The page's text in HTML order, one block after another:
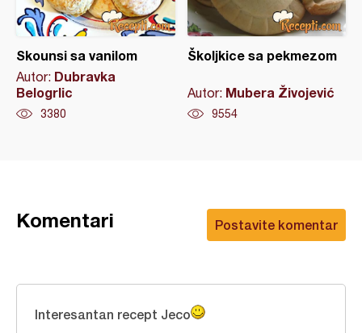
Skounsi sa vanilom
Autor: Dubravka
Belogrlic
3380
Školjkice sa pekmezom
Autor: Mubera Živojević
9554
Postavite komentar
Komentari
Interesantan recept Jeco